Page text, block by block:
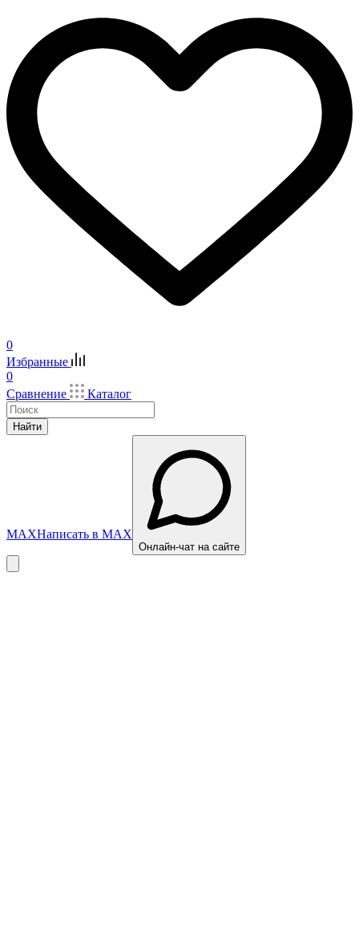
0
Избранные
0
Сравнение
Каталог
Найти
MAXНаписать в MAX
Онлайн-чат на сайте